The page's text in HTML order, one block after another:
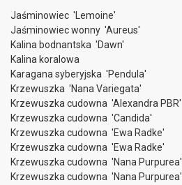
Jaśminowiec 'Lemoine'
Jaśminowiec wonny 'Aureus'
Kalina bodnantska 'Dawn'
Kalina koralowa
Karagana syberyjska 'Pendula'
Krzewuszka 'Nana Variegata'
Krzewuszka cudowna 'Alexandra PBR'
Krzewuszka cudowna 'Candida'
Krzewuszka cudowna 'Ewa Radke'
Krzewuszka cudowna 'Ewa Radke'
Krzewuszka cudowna 'Nana Purpurea'
Krzewuszka cudowna 'Nana Purpurea'